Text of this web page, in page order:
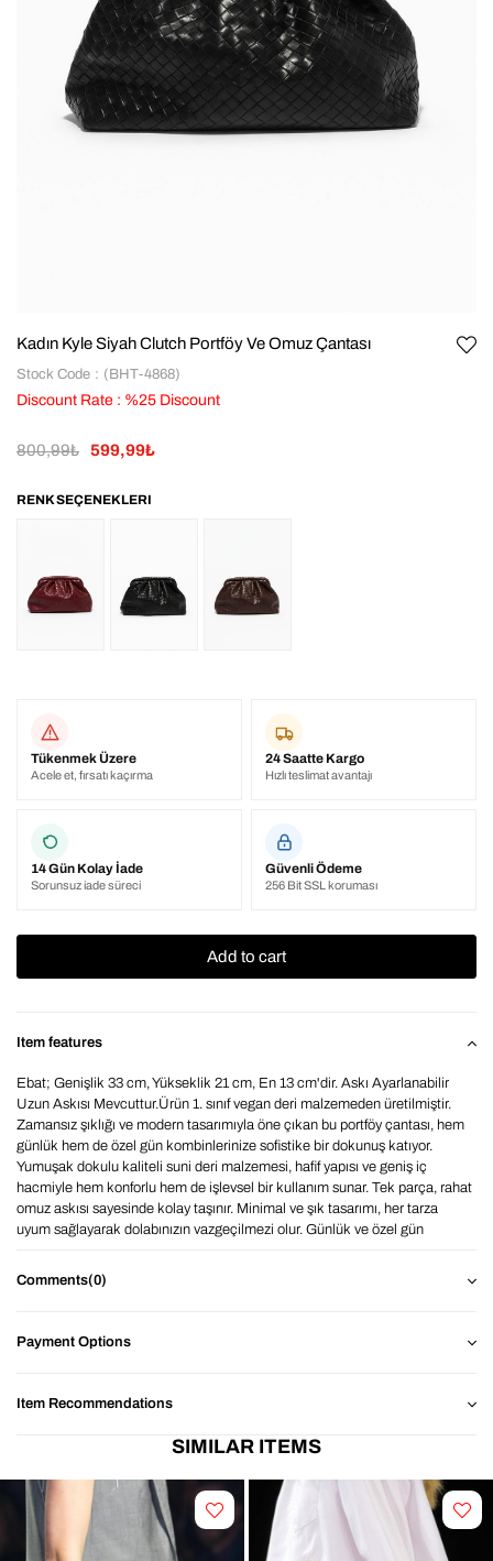
Kadın Kyle Siyah Clutch Portföy Ve Omuz Çantası
Stock Code (BHT-4868)
Discount Rate : %25 Discount
800,99₺ 599,99₺
Tükenmek Üzere
Acele et, fırsatı kaçırma
24 Saatte Kargo
Hızlı teslimat avantajı
14 Gün Kolay İade
Sorunsuz iade süreci
Güvenli Ödeme
256 Bit SSL koruması
Item features
Ebat; Genişlik 33 cm, Yükseklik 21 cm, En 13 cm'dir. Askı Ayarlanabilir
Uzun Askısı Mevcuttur.Ürün 1. sınıf vegan deri malzemeden üretilmiştir.
Zamansız şıklığı ve modern tasarımıyla öne çıkan bu portföy çantası, hem
günlük hem de özel gün kombinlerinize sofistike bir dokunuş katıyor.
Yumuşak dokulu kaliteli suni deri malzemesi, hafif yapısı ve geniş iç
hacmiyle hem konforlu hem de işlevsel bir kullanım sunar. Tek parça, rahat
omuz askısı sayesinde kolay taşınır. Minimal ve şık tasarımı, her tarza
uyum sağlayarak dolabınızın vazgeçilmezi olur. Günlük ve özel gün
her anınıza sade bir lüks katın. BAHELS ile detaylarda şıklığı
Comments(0)
Payment Options
Item Recommendations
SIMILAR ITEMS